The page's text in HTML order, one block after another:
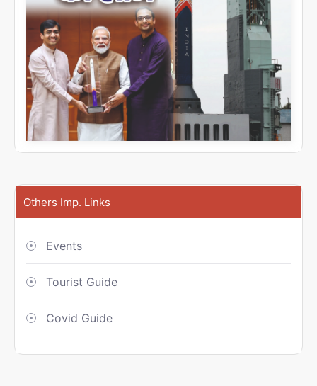
Others Imp. Links
Events
Tourist Guide
Covid Guide